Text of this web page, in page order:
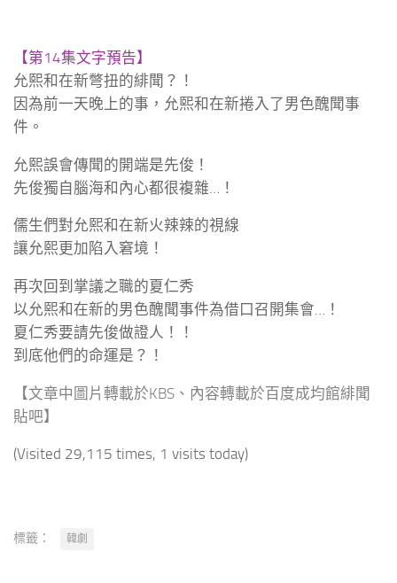
【第14集文字預告】
允熙和在新彆扭的緋聞？！
因為前一天晚上的事，允熙和在新捲入了男色醜聞事
件。
允熙誤會傳聞的開端是先俊！
先俊獨自腦海和內心都很複雜…！
儒生們對允熙和在新火辣辣的視線
讓允熙更加陷入窘境！
再次回到掌議之職的夏仁秀
以允熙和在新的男色醜聞事件為借口召開集會…！
夏仁秀要請先俊做證人！！
到底他們的命運是？！
【文章中圖片轉載於KBS、內容轉載於百度成均館緋聞
貼吧】
(Visited 29,115 times, 1 visits today)
標籤： 韓劇